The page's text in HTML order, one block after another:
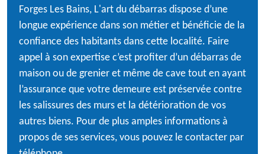
Forges Les Bains, L'art du débarras dispose d’une
longue expérience dans son métier et bénéficie de la
confiance des habitants dans cette localité. Faire
appel à son expertise c’est profiter d’un débarras de
maison ou de grenier et même de cave tout en ayant
l’assurance que votre demeure est préservée contre
les salissures des murs et la détérioration de vos
autres biens. Pour de plus amples informations à
propos de ses services, vous pouvez le contacter par